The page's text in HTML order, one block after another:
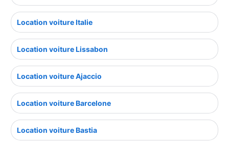
Location voiture Italie
Location voiture Lissabon
Location voiture Ajaccio
Location voiture Barcelone
Location voiture Bastia